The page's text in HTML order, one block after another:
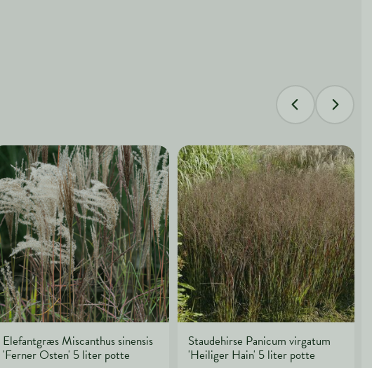
Elefantgræs Miscanthus sinensis
'Ferner Osten' 5 liter potte
Staudehirse Panicum virgatum
'Heiliger Hain' 5 liter potte